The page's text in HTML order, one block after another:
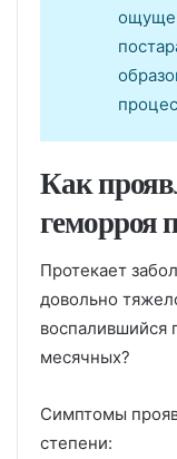
Как
геморроя
Протекает
довольно
воспалившийся
месячных?
Симптомы
степени: